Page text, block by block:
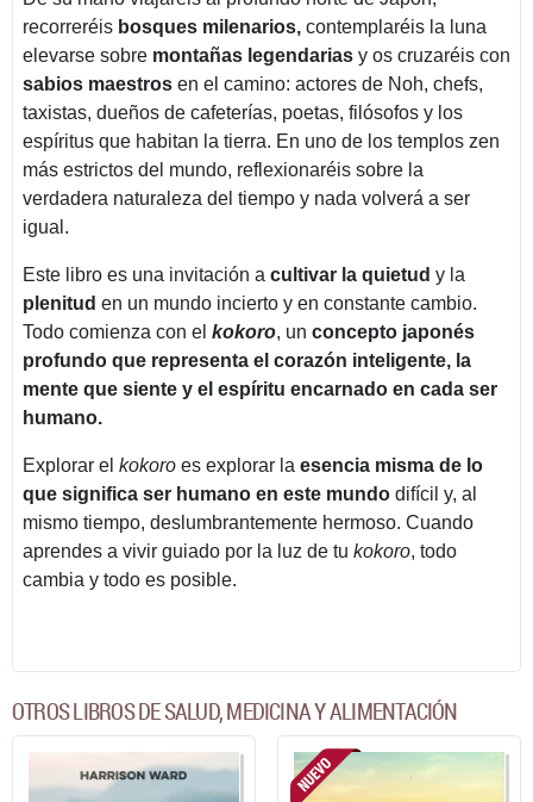
recorreréis bosques milenarios, contemplaréis la luna
elevarse sobre montañas legendarias y os cruzaréis con
sabios maestros en el camino: actores de Noh, chefs,
taxistas, dueños de cafeterías, poetas, filósofos y los
espíritus que habitan la tierra. En uno de los templos zen
más estrictos del mundo, reflexionaréis sobre la
verdadera naturaleza del tiempo y nada volverá a ser
igual.
Este libro es una invitación a cultivar la quietud y la
plenitud en un mundo incierto y en constante cambio.
Todo comienza con el kokoro, un concepto japonés
profundo que representa el corazón inteligente, la
mente que siente y el espíritu encarnado en cada ser
humano.
Explorar el kokoro es explorar la esencia misma de lo
que significa ser humano en este mundo difícil y, al
mismo tiempo, deslumbrantemente hermoso. Cuando
aprendes a vivir guiado por la luz de tu kokoro, todo
cambia y todo es posible.
OTROS LIBROS DE SALUD, MEDICINA Y ALIMENTACIÓN